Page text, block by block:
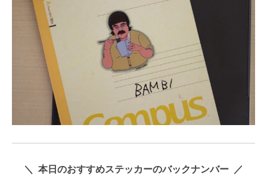
＼ 本日のおすすめステッカーのバックナンバー ／